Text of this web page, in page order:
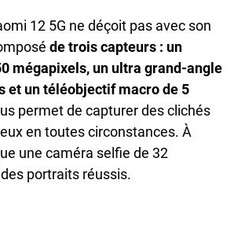
12 5G ne déçoit pas avec son
de trois capteurs : un
mégapixels, un ultra grand-angle
et un téléobjectif macro de 5
permet de capturer des clichés
en toutes circonstances. À
une caméra selfie de 32
portraits réussis.